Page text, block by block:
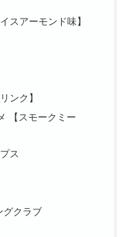
スアーモンド味】
ンク】
【スモークミー
ス
グクラブ